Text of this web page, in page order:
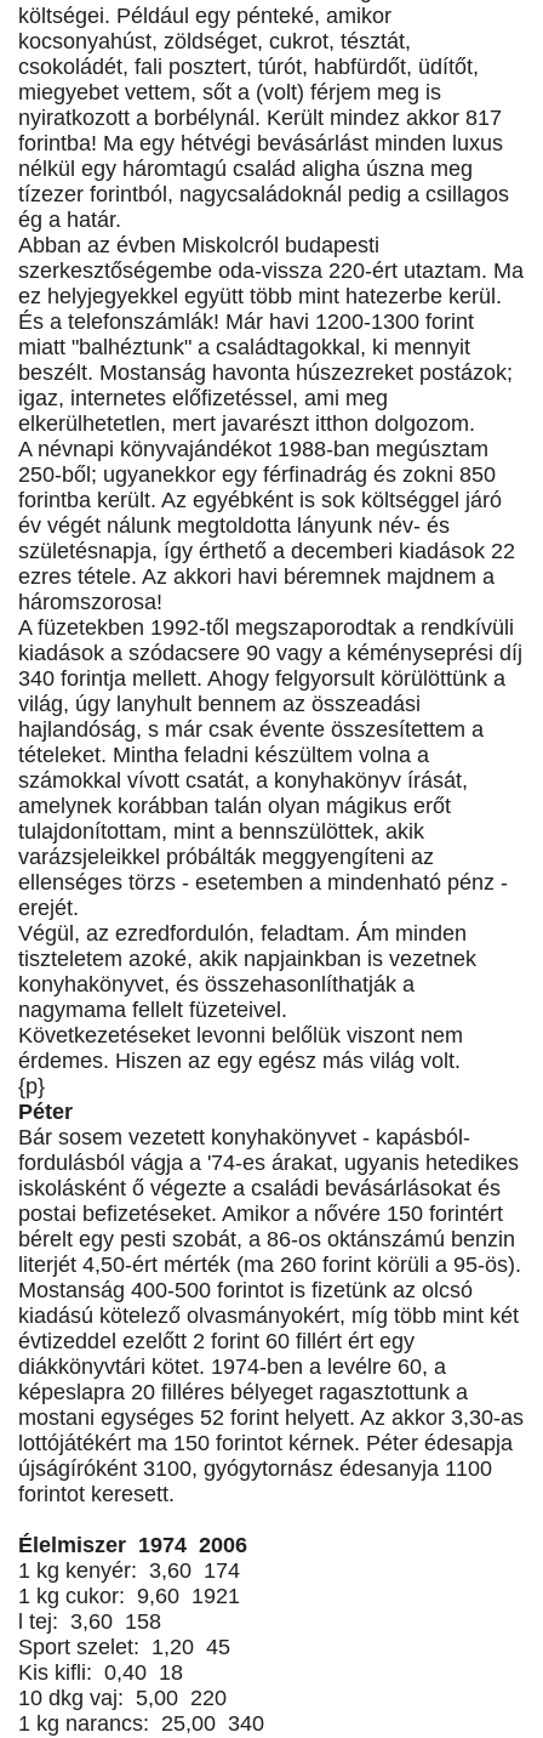
költségei. Például egy pénteké, amikor
kocsonyahúst, zöldséget, cukrot, tésztát,
csokoládét, fali posztert, túrót, habfürdőt, üdítőt,
miegyebet vettem, sőt a (volt) férjem meg is
nyiratkozott a borbélynál. Került mindez akkor 817
forintba! Ma egy hétvégi bevásárlást minden luxus
nélkül egy háromtagú család aligha úszna meg
tízezer forintból, nagycsaládoknál pedig a csillagos
ég a határ.
Abban az évben Miskolcról budapesti
szerkesztőségembe oda-vissza 220-ért utaztam. Ma
ez helyjegyekkel együtt több mint hatezerbe kerül.
És a telefonszámlák! Már havi 1200-1300 forint
miatt "balhéztunk" a családtagokkal, ki mennyit
beszélt. Mostanság havonta húszezreket postázok;
igaz, internetes előfizetéssel, ami meg
elkerülhetetlen, mert javarészt itthon dolgozom.
A névnapi könyvajándékot 1988-ban megúsztam
250-ből; ugyanekkor egy férfinadrág és zokni 850
forintba került. Az egyébként is sok költséggel járó
év végét nálunk megtoldotta lányunk név- és
születésnapja, így érthető a decemberi kiadások 22
ezres tétele. Az akkori havi béremnek majdnem a
háromszorosa!
A füzetekben 1992-től megszaporodtak a rendkívüli
kiadások a szódacsere 90 vagy a kéményseprési díj
340 forintja mellett. Ahogy felgyorsult körülöttünk a
világ, úgy lanyhult bennem az összeadási
hajlandóság, s már csak évente összesítettem a
tételeket. Mintha feladni készültem volna a
számokkal vívott csatát, a konyhakönyv írását,
amelynek korábban talán olyan mágikus erőt
tulajdonítottam, mint a bennszülöttek, akik
varázsjeleikkel próbálták meggyengíteni az
ellenséges törzs - esetemben a mindenható pénz -
erejét.
Végül, az ezredfordulón, feladtam. Ám minden
tiszteletem azoké, akik napjainkban is vezetnek
konyhakönyvet, és összehasonlíthatják a
nagymama fellelt füzeteivel.
Következetéseket levonni belőlük viszont nem
érdemes. Hiszen az egy egész más világ volt.
{p}
Péter
Bár sosem vezetett konyhakönyvet - kapásból-
fordulásból vágja a '74-es árakat, ugyanis hetedikes
iskolásként ő végezte a családi bevásárlásokat és
postai befizetéseket. Amikor a nővére 150 forintért
bérelt egy pesti szobát, a 86-os oktánszámú benzin
literjét 4,50-ért mérték (ma 260 forint körüli a 95-ös).
Mostanság 400-500 forintot is fizetünk az olcsó
kiadású kötelező olvasmányokért, míg több mint két
évtizeddel ezelőtt 2 forint 60 fillért ért egy
diákkönyvtári kötet. 1974-ben a levélre 60, a
képeslapra 20 filléres bélyeget ragasztottunk a
mostani egységes 52 forint helyett. Az akkor 3,30-as
lottójátékért ma 150 forintot kérnek. Péter édesapja
újságíróként 3100, gyógytornász édesanyja 1100
forintot keresett.
Élelmiszer 1974 2006
1 kg kenyér: 3,60 174
1 kg cukor: 9,60 1921
l tej: 3,60 158
Sport szelet: 1,20 45
Kis kifli: 0,40 18
10 dkg vaj: 5,00 220
1 kg narancs: 25,00 340